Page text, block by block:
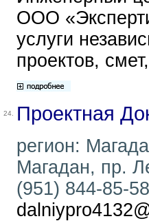
ООО
услуги
проектов,
24. Проектная
регион:
Магадан, пр.
(951) 844-85-